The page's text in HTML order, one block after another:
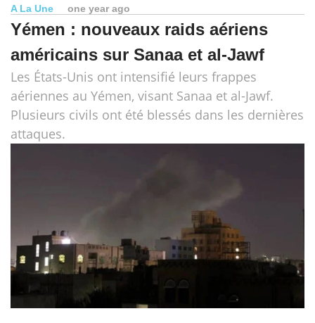
A La Une one year ago
Yémen : nouveaux raids aériens
américains sur Sanaa et al-Jawf
Les États-Unis ont intensifié leurs frappes
aériennes au Yémen, visant Sanaa et al-Jawf.
Plusieurs civils ont été blessés dans les dernières
attaques.